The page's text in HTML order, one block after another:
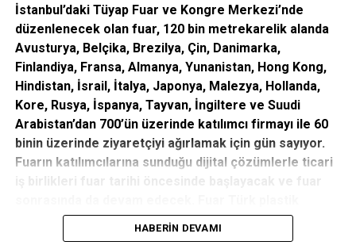
“ Askeri Müze ve Kültür Sitesi ” seçildi.Bünyesinde
bilimsel toplantıların yapılacağı nitelikte çok sayıda toplantı
salonlarına ve Kongre içeriğine uygun sergi alanlarına da
sahip olması Harbiye Askeri Müze ve Kültür Sitesi’nin bu
seçiminde önemli rol oynadı.
Yürütme Kurulu olarak ,yaklaşık 1,5 yıldır hazırlık içindeyiz.
Önce, MMO bünyesinde Kongre Düzenleme Kurulu,
ise Danışmanlar Kurulu’nu oluşturduk .Bugüne kadar 1 adedi
İzmir’de toplam 10 adet Yürütme Kurulu toplantısını MMO
İstanbul’daki Tüyap Fuar ve Kongre Merkezi’nde
düzenlenecek olan fuar, 120 bin metrekarelik alanda
Avusturya, Belçika, Brezilya, Çin, Danimarka,
Finlandiya, Fransa, Almanya, Yunanistan, Hong Kong,
Hindistan, İsrail, İtalya, Japonya, Malezya, Hollanda,
Kore, Rusya, İspanya, Tayvan, İngiltere ve Suudi
Arabistan’dan 700’ün üzerinde katılımcı firmayı ile 60
binin üzerinde ziyaretçiyi ağırlamak için gün sayıyor.
Fuarın katılımcılarına sunduğu dijital çözümlerle ticari
sektörü için verimli iş birliklerine sahne olacak.
HABERIN DEVAMI